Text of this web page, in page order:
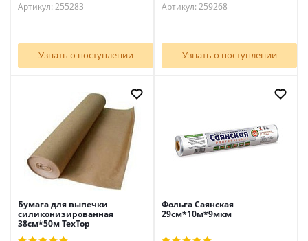
Артикул: 255283
Узнать о поступлении
Артикул: 259268
Узнать о поступлении
Бумага для выпечки
силиконизированная
38см*50м TexTop
Фольга Саянская
29см*10м*9мкм